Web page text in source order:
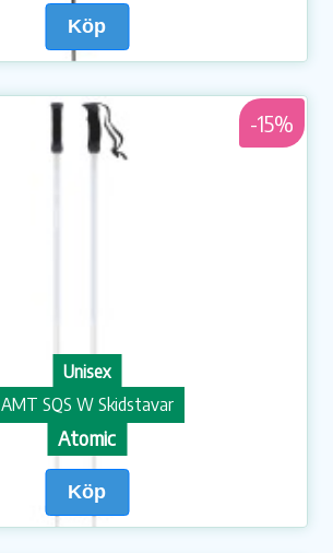
Köp
-15%
Unisex
AMT SQS W Skidstavar
Atomic
Köp